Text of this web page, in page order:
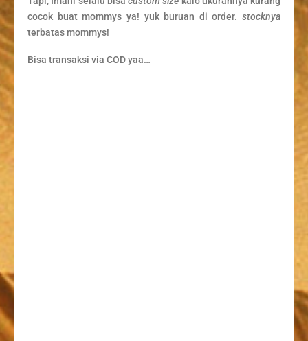
cocok buat mommys ya! yuk buruan di order. stocknya
terbatas mommys!
Bisa transaksi via COD yaa…